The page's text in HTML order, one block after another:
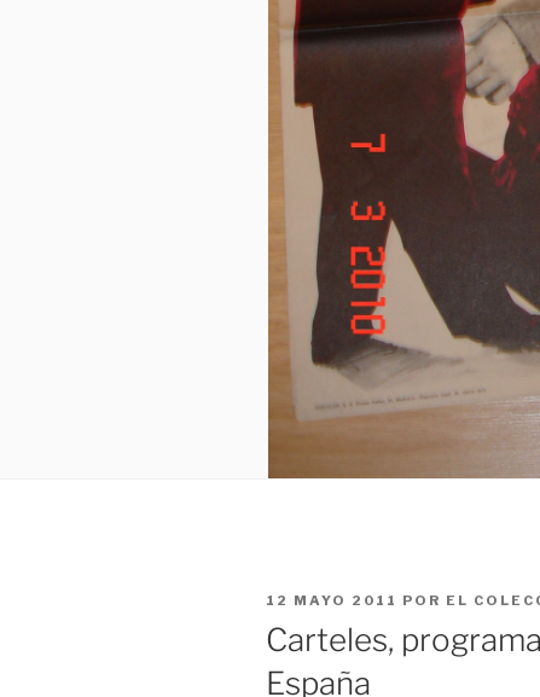
PUBLICADO
EL
12 MAYO 2011 POR EL
Carteles,
España